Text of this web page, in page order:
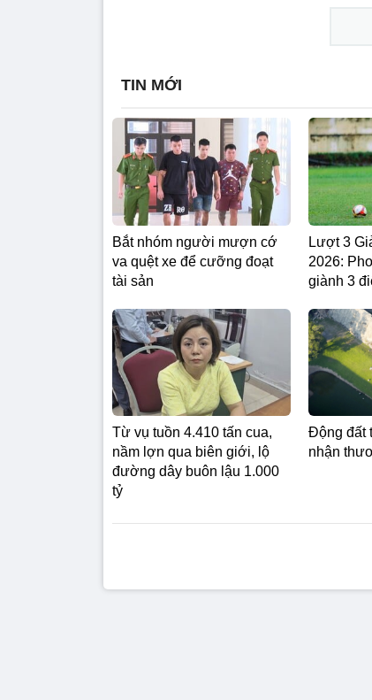
TIN MỚI
Bắt nhóm người mượn cớ
va quệt xe để cưỡng đoạt
tài sản
Lượt 3
2026:
giành 3
Từ vụ tuồn 4.410 tấn cua,
nầm lợn qua biên giới, lộ
đường dây buôn lậu 1.000
tỷ
Động đất
nhận